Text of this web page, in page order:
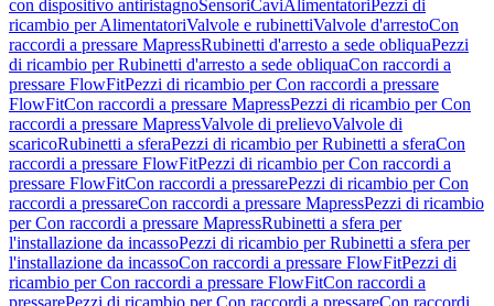
con dispositivo antiristagnoSensoriCaviAlimentatori Pezzi di
ricambio per AlimentatoriValvole e rubinettiValvole d'arrestoCon
raccordi a pressare MapressRubinetti d'arresto a sede obliquaPezzi
di ricambio per Rubinetti d'arresto a sede obliquaCon raccordi a
pressare FlowFitPezzi di ricambio per Con raccordi a pressare
FlowFitCon raccordi a pressare MapressPezzi di ricambio per Con
raccordi a pressare MapressValvole di prelievoValvole di
scaricoRubinetti a sferaPezzi di ricambio per Rubinetti a sferaCon
raccordi a pressare FlowFitPezzi di ricambio per Con raccordi a
pressare FlowFitCon raccordi a pressarePezzi di ricambio per Con
raccordi a pressareCon raccordi a pressare MapressPezzi di ricambio
per Con raccordi a pressare MapressRubinetti a sfera per
l'installazione da incassoPezzi di ricambio per Rubinetti a sfera per
l'installazione da incassoCon raccordi a pressare FlowFitPezzi di
ricambio per Con raccordi a pressare FlowFitCon raccordi a
pressarePezzi di ricambio per Con raccordi a pressareCon raccordi